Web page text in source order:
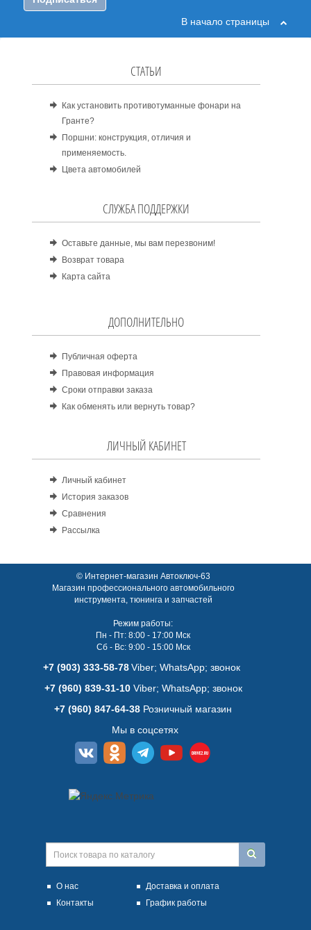
В начало страницы
СТАТЬИ
Как установить противотуманные фонари на
Гранте?
Поршни: конструкция, отличия и
применяемость.
Цвета автомобилей
СЛУЖБА ПОДДЕРЖКИ
Оставьте данные, мы вам перезвоним!
Возврат товара
Карта сайта
ДОПОЛНИТЕЛЬНО
Публичная оферта
Правовая информация
Сроки отправки заказа
Как обменять или вернуть товар?
ЛИЧНЫЙ КАБИНЕТ
Личный кабинет
История заказов
Сравнения
Рассылка
© Интернет-магазин Автоключ-63
Магазин профессионального автомобильного
инструмента, тюнинга и запчастей
Режим работы:
Пн - Пт: 8:00 - 17:00 Мск
Сб - Вс: 9:00 - 15:00 Мск
+7 (903) 333-58-78 Viber; WhatsАpp; звонок
+7 (960) 839-31-10Viber; WhatsАpp; звонок
+7 (960) 847-64-38 Розничный магазин
Мы в соцсетях
О нас
Доставка и оплата
Контакты
График работы